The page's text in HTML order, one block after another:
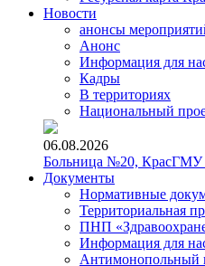
Новости
анонсы
Анонс
Информация для
Кадры
В территориях
Национальный
06.08.2026
Больница №20, КрасГМУ
Документы
Нормативные
Территориальная
ПНП
Информация для
Антимонопольный